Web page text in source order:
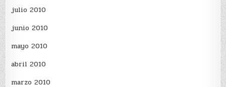
julio 2010
junio 2010
mayo 2010
abril 2010
marzo 2010